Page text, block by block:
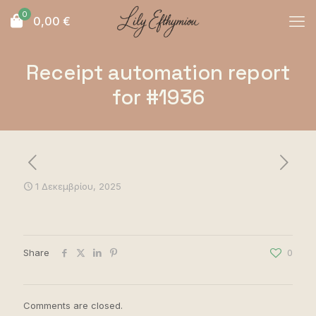
0 0,00 €
Receipt automation report
for #1936
1 Δεκεμβρίου, 2025
Share 0
Comments are closed.